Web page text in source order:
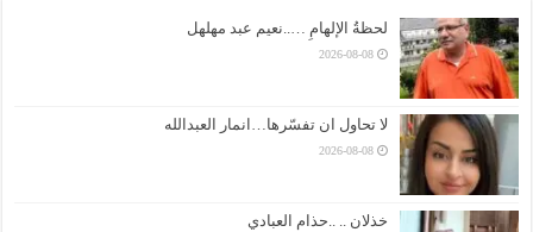
لحظةُ الإلهامِ …..نعيم عبد مهلهل
2026-08-08
لا تحاول ان تفسّرها…انمار العبدالله
2026-08-08
خذلان .. ..حذام العبادي